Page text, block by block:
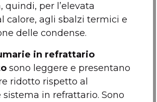
quindi, per l’elevata
calore, agli sbalzi termici e
delle condense.
in refrattario
sono leggere e presentano
ridotto rispetto al
in refrattario. Sono